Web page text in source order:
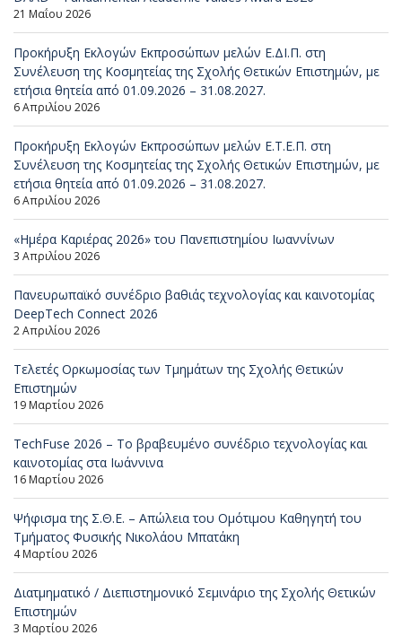
21 Μαΐου 2026
Προκήρυξη Εκλογών Εκπροσώπων μελών Ε.ΔΙ.Π. στη
Συνέλευση της Κοσμητείας της Σχολής Θετικών Επιστημών, με
ετήσια θητεία από 01.09.2026 – 31.08.2027.
6 Απριλίου 2026
Προκήρυξη Εκλογών Εκπροσώπων μελών Ε.Τ.Ε.Π. στη
Συνέλευση της Κοσμητείας της Σχολής Θετικών Επιστημών, με
ετήσια θητεία από 01.09.2026 – 31.08.2027.
6 Απριλίου 2026
«Ημέρα Καριέρας 2026» του Πανεπιστημίου Ιωαννίνων
3 Απριλίου 2026
Πανευρωπαϊκό συνέδριο βαθιάς τεχνολογίας και καινοτομίας
DeepTech Connect 2026
2 Απριλίου 2026
Τελετές Ορκωμοσίας των Τμημάτων της Σχολής Θετικών
Επιστημών
19 Μαρτίου 2026
TechFuse 2026 – Το βραβευμένο συνέδριο τεχνολογίας και
καινοτομίας στα Ιωάννινα
16 Μαρτίου 2026
Ψήφισμα της Σ.Θ.Ε. – Απώλεια του Ομότιμου Καθηγητή του
Τμήματος Φυσικής Νικολάου Μπατάκη
4 Μαρτίου 2026
Διατμηματικό / Διεπιστημονικό Σεμινάριο της Σχολής Θετικών
Επιστημών
3 Μαρτίου 2026